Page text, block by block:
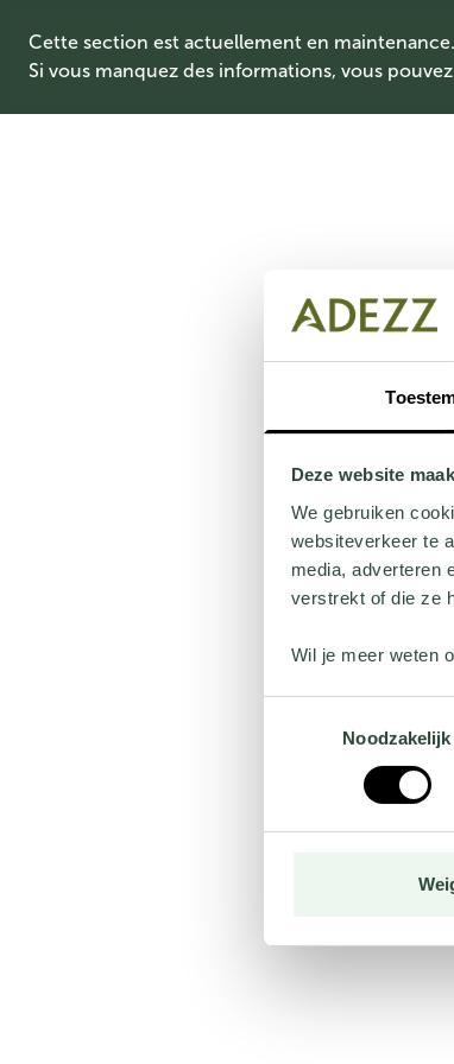
Deze website
We gebruiken
websiteverkeer te
media, adverteren
verstrekt of die ze
Wil je meer weten
Noodzakelijk
Cette section est actuellement en maintenance.
Si vous manquez des informations, vous